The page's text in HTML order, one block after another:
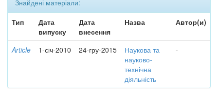
Знайдені матеріали:
Тип
Дата
випуску
Дата
внесення
Назва Автор(и)
Article 1-січ-2010 24-гру-2015
Наукова та
науково-
технічна
діяльність
-